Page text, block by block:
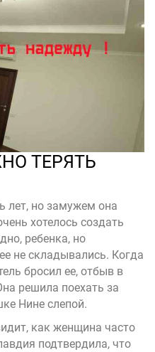
ТЕРЯТЬ
лет, но замужем она
хотелось создать
ребенка, но
не складывались. Когда
бросил ее, отбыв в
решила поехать за
Нине слепой.
как женщина часто
подтвердила, что